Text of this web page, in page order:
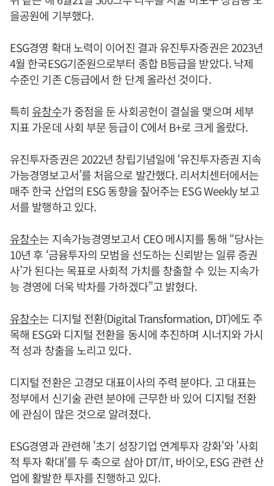
을공원에 기부했다.
ESG경영 확대 노력이 이어진 결과 유진투자증권은 2023년
4월 한국ESG기준원으로부터 종합 B등급을 받았다. 낙제
수준인 기존 C등급에서 한 단계 올라선 것이다.
특히 유창수가 중점을 둔 사회공헌이 결실을 맺으며 세부
지표 가운데 사회 부문 등급이 C에서 B+로 크게 올랐다.
유진투자증권은 2022년 창립기념일에 ‘유진투자증권 지속
가능경영보고서’를 처음으로 발간했다. 리서치센터에서는
매주 한국 산업의 ESG 동향을 짚어주는 ESG Weekly 보고
서를 발행하고 있다.
유창수는 지속가능경영보고서 CEO 메시지를 통해 “당사는
10년 후 ‘금융투자의 모범을 선도하는 신뢰받는 일류 증권
사’가 된다는 목표로 사회적 가치를 창출할 수 있는 지속가
능 경영에 더욱 박차를 가하겠다”고 밝혔다.
유창수는 디지털 전환(Digital Transformation, DT)에도 주
목해 ESG와 디지털 전환을 동시에 추진하며 시너지와 가시
적 성과 창출을 노리고 있다.
디지털 전환은 고경모 대표이사의 주력 분야다. 고 대표는
정부에서 신기술 관련 분야에 근무한 바 있어 디지털 전환
에 관심이 많은 것으로 알려졌다.
ESG경영과 관련해 '초기 성장기업 연계투자 강화'와 '사회
적 투자 확대'를 두 축으로 삼아 DT/IT, 바이오, ESG 관련 산
업에 활발한 투자를 진행하고 있다.